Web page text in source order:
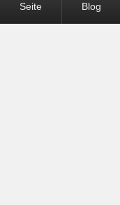
MenüSeite Blog